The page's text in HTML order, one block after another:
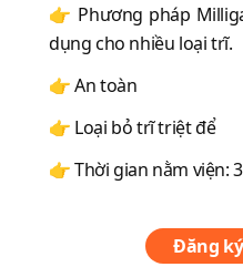
👉 Phương pháp
dụng cho nhiều loại trĩ.
👉 An toàn
👉 Loại bỏ trĩ triệt để
👉 Thời gian nằm viện:
Đăng